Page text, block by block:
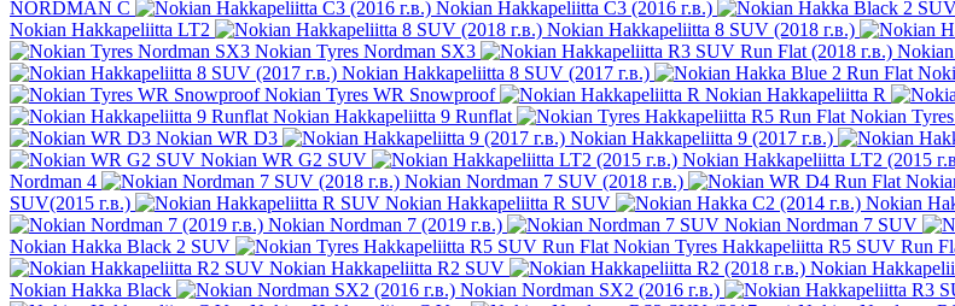
NORDMAN C
Nokian Hakkapeliitta C3 (2016 г.в.)
Nokian Hakkapeliitta LT2
Nokian Hakkapeliitta 8 SUV (2018 г.в.)
Nokian Tyres Nordman SX3
Nokian Hakkapeliitta 8 SUV (2017 г.в.)
Nokian Tyres WR Snowproof
Nokian Hakkapeliitta R
Nokian Hakkapeliitta 9 Runflat
Nokian
Nokian WR D3
Nokian Hakkapeliitta 9 (2017 г.в.)
Nokian WR G2 SUV
Nokian Hakkapeliitta LT2 (2015
Nordman 4
Nokian Nordman 7 SUV (2018 г.в.)
SUV(2015 г.в.)
Nokian Hakkapeliitta R SUV Nokian
Nokian Nordman 7 (2019 г.в.)
Nokian Nordman 7 SUV
Nokian Hakka Black 2 SUV
Nokian Tyres Hakkapeliitta R5 SUV Run
Nokian Hakkapeliitta R2 SUV
Nokian
Nokian Hakka Black
Nokian Nordman SX2 (2016 г.в.)